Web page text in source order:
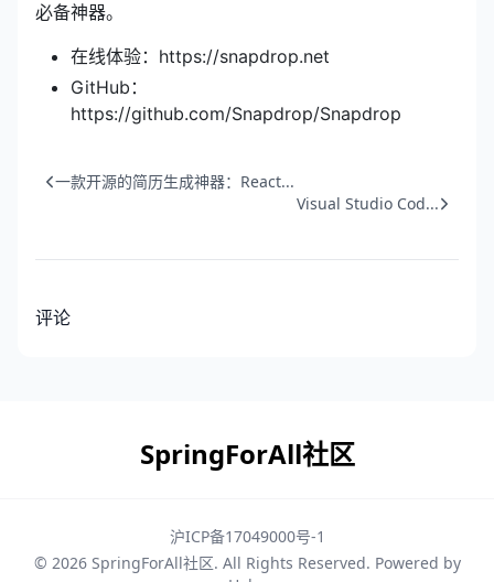
必备神器。
在线体验：https://snapdrop.net
GitHub：
https://github.com/Snapdrop/Snapdrop
一款开源的简历生成神器：React...
Visual Studio Cod...
评论
SpringForAll社区
沪ICP备17049000号-1
© 2026 SpringForAll社区. All Rights Reserved. Powered by